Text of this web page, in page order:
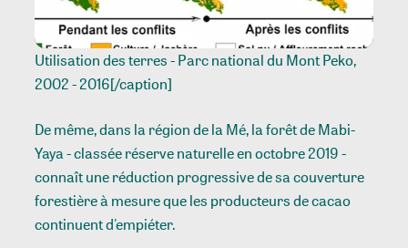
Utilisation des terres - Parc national du Mont Peko,
2002 - 2016[/caption]
De même, dans la région de la Mé, la forêt de Mabi-
Yaya - classée réserve naturelle en octobre 2019 -
connaît une réduction progressive de sa couverture
forestière à mesure que les producteurs de cacao
continuent d'empiéter.